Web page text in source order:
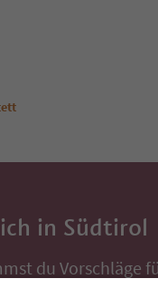
in Südtirol
du Vorschläge